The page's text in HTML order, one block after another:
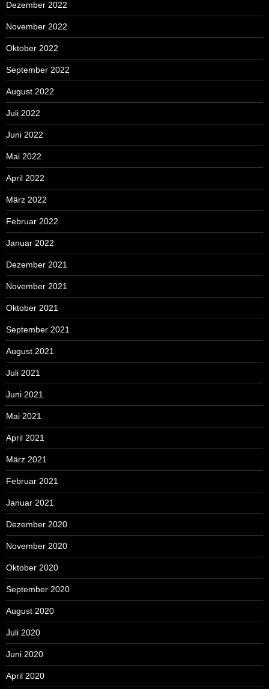
Dezember 2022
November 2022
Oktober 2022
September 2022
August 2022
Juli 2022
Juni 2022
Mai 2022
April 2022
März 2022
Februar 2022
Januar 2022
Dezember 2021
November 2021
Oktober 2021
September 2021
August 2021
Juli 2021
Juni 2021
Mai 2021
April 2021
März 2021
Februar 2021
Januar 2021
Dezember 2020
November 2020
Oktober 2020
September 2020
August 2020
Juli 2020
Juni 2020
April 2020